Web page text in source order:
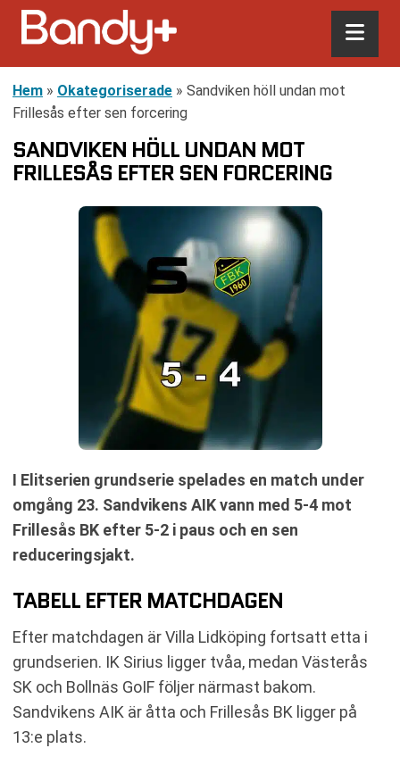
Hem » Okategoriserade » Sandviken höll undan mot
Frillesås efter sen forcering
SANDVIKEN HÖLL UNDAN MOT
FRILLESÅS EFTER SEN FORCERING
I Elitserien grundserie spelades en match under
omgång 23. Sandvikens AIK vann med 5-4 mot
Frillesås BK efter 5-2 i paus och en sen
reduceringsjakt.
TABELL EFTER MATCHDAGEN
Efter matchdagen är Villa Lidköping fortsatt etta i
grundserien. IK Sirius ligger tvåa, medan Västerås
SK och Bollnäs GoIF följer närmast bakom.
Sandvikens AIK är åtta och Frillesås BK ligger på
13:e plats.